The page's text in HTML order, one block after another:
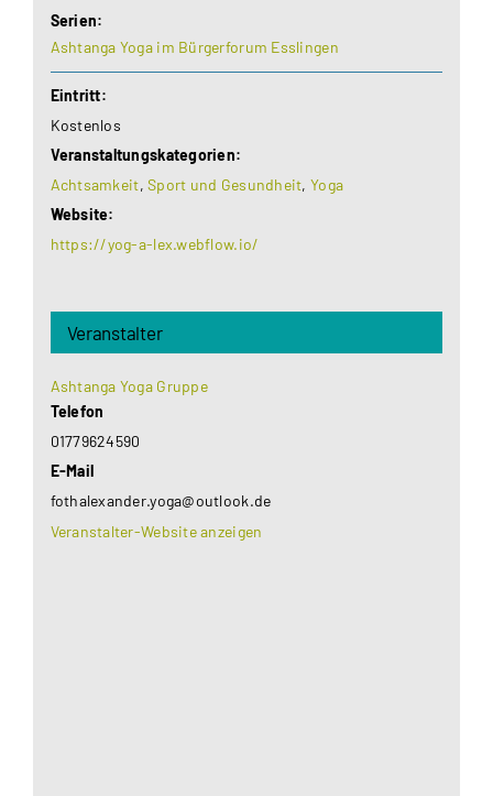
Serien:
Ashtanga Yoga im Bürgerforum Esslingen
Eintritt:
Kostenlos
Veranstaltungskategorien:
Achtsamkeit,Sport und Gesundheit, Yoga
Website:
https://yog-a-lex.webflow.io/
Veranstalter
Ashtanga Yoga Gruppe
Telefon
01779624590
E-Mail
fothalexander.yoga@outlook.de
Veranstalter-Website anzeigen